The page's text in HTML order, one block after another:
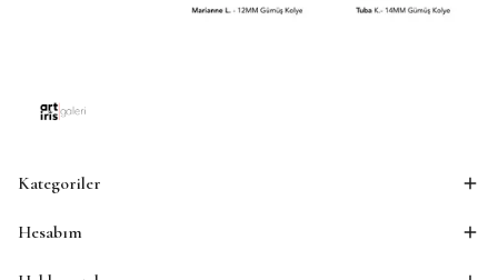
Kategoriler
Hesabım